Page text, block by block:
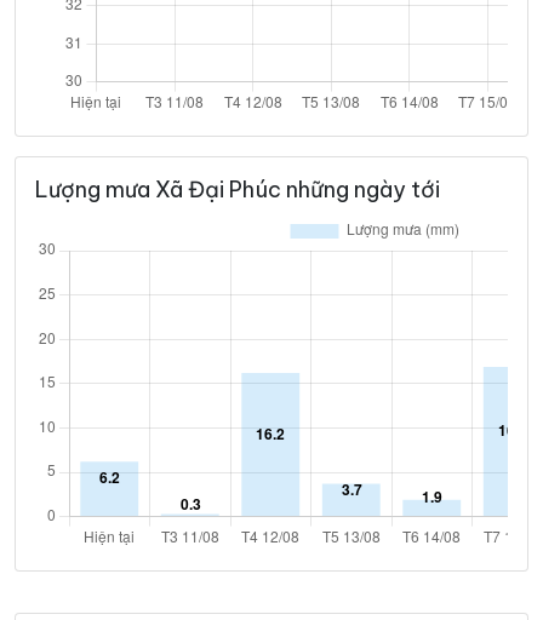
Lượng mưa Xã Đại Phúc những ngày tới